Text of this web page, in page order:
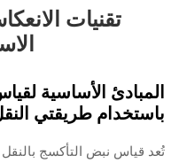
تقنيات
المبادئ الأساسية
باستخدام طريقتي
تُعد قياس نبض التأكسج بالنقل